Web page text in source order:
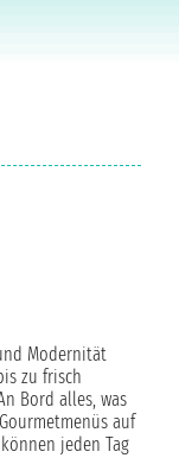
Modernität
zu frisch
Bord alles, was
auf
jeden Tag